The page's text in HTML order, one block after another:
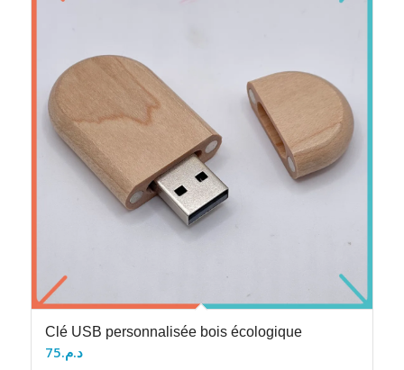
Clé USB personnalisée bois écologique
د.م.75